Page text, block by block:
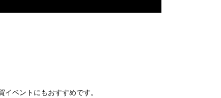
ベントにもおすすめです。